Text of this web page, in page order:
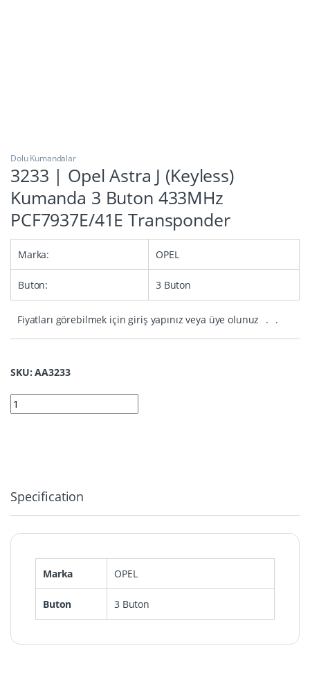
Dolu Kumandalar
3233 | Opel Astra J (Keyless)
Kumanda 3 Buton 433MHz
PCF7937E/41E Transponder
Marka: OPEL
Buton: 3 Buton
Fiyatları görebilmek için giriş yapınız veya üye olunuz . .
SKU: AA3233
3233 | Opel Astra J (Keyless) Kumanda 3 Buton 433MHz
Specification
Marka OPEL
Buton 3 Buton